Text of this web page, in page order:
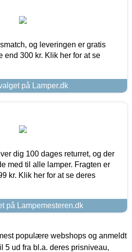
og leveringen er gratis
end 300 kr. Klik her for at se
på Lamper.dk
dig 100 dages returret, og der
med til alle lamper. Fragten er
kr. Klik her for at se deres
på Lampemesteren.dk
populære webshops og anmeldt
5 ud fra bl.a. deres prisniveau,